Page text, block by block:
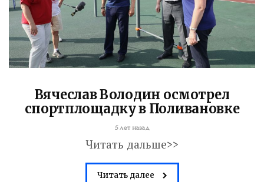
Вячеслав Володин осмотрел
спортплощадку в Поливановке
5 лет назад
Читать дальше>>
Читать далее